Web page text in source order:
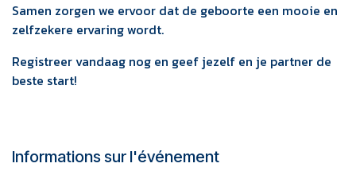
Samen zorgen we ervoor dat de geboorte een mooie en
zelfzekere ervaring wordt.
Registreer vandaag nog en geef jezelf en je partner de
beste start!
Informations sur l'événement